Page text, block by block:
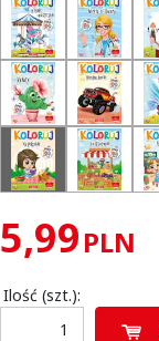
5,99PLN
Ilość(szt.):